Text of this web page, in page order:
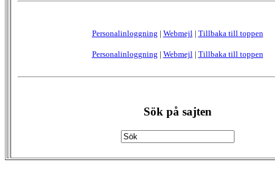
Personalinloggning | Webmejl| Tillbaka till toppen
Personalinloggning | Webmejl| Tillbaka till toppen
Sök på sajten